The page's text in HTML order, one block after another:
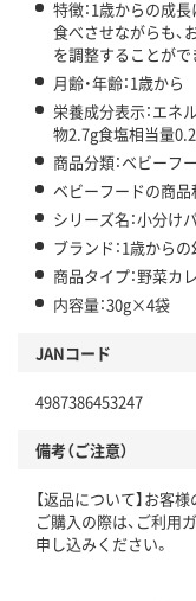
特徴：1歳からの成
食べさせながらも、
を調整することがで
月齢・年齢：1歳から
栄養成分表示：エ
物2.7g食塩相当量
商品分類：ベビーフ
ベビーフードの商品
シリーズ名：小分け
ブランド：1歳から
商品タイプ：野菜カ
内容量：30g×4袋
JANコード
4987386453247
備考（ご注意）
【返品について】お客
ご購入の際は、ご利用
申し込みください。